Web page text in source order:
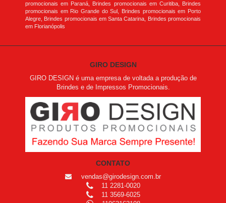
promocionais em Paraná, Brindes promocionais em Curitiba, Brindes
promocionais em Rio Grande do Sul, Brindes promocionais em Porto
Alegre, Brindes promocionais em Santa Catarina, Brindes promocionais
em Florianópolis
GIRO DESIGN
GIRO DESIGN é uma empresa de voltada a produção de
Brindes e de Impressos Promocionais.
CONTATO
vendas@girodesign.com.br
11 2281-0020
11 3569-6025